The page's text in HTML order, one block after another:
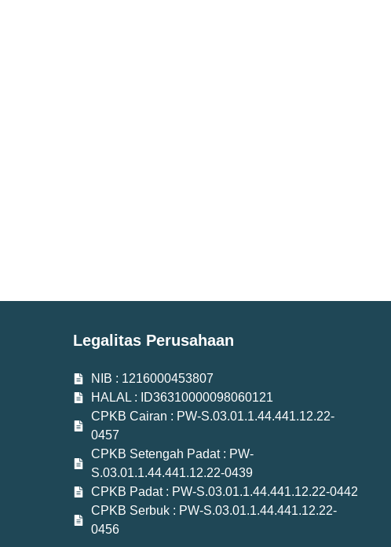
Legalitas Perusahaan
NIB : 1216000453807
HALAL : ID36310000098060121
CPKB Cairan : PW-S.03.01.1.44.441.12.22-
0457
CPKB Setengah Padat : PW-
S.03.01.1.44.441.12.22-0439
CPKB Padat : PW-S.03.01.1.44.441.12.22-0442
CPKB Serbuk : PW-S.03.01.1.44.441.12.22-
0456